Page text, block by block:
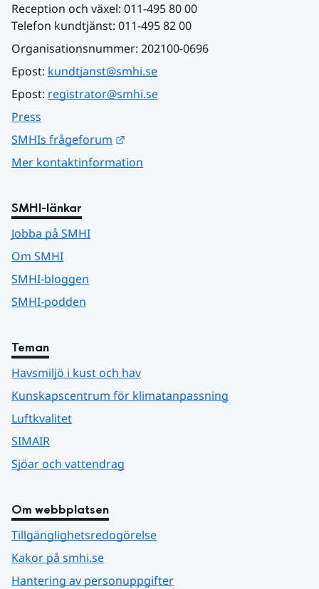
Reception och växel: 011-495 80 00
Telefon kundtjänst: 011-495 82 00
Organisationsnummer: 202100-0696
Epost: kundtjanst@smhi.se
Epost: registrator@smhi.se
Press
SMHIs frågeforum
Mer kontaktinformation
SMHI-länkar
Jobba på SMHI
Om SMHI
SMHI-bloggen
SMHI-podden
Teman
Havsmiljö i kust och hav
Kunskapscentrum för klimatanpassning
Luftkvalitet
SIMAIR
Sjöar och vattendrag
Om webbplatsen
Tillgänglighetsredogörelse
Kakor på smhi.se
Hantering av personuppgifter